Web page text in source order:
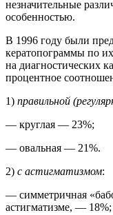
незначительные
особенностью.
В 1996 году были
кератопограммы по
на диагностических
процентное
1) правильной
— круглая — 23%;
— овальная — 21%.
2) с астигматизмом:
— симметричная
астигматизме, — 18%;